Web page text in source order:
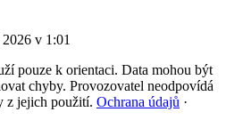
v 1:01
pouze k orientaci. Data mohou být
chyby. Provozovatel neodpovídá
z jejich použití. Ochrana údajů ·